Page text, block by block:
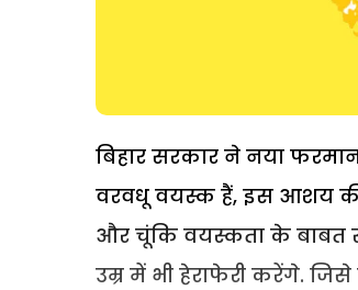
बिहार सरकार ने नया
वरवधू वयस्क हैं, इस आशय की
और चूंकि वयस्कता के बाबत
उम्र में भी हेराफेरी करेंगे.